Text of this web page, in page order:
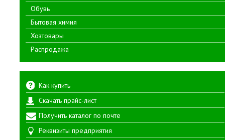
Обувь
Бытовая химия
Хозтовары
Распродажа
Как купить
Скачать прайс-лист
Получить каталог по почте
Реквизиты предприятия